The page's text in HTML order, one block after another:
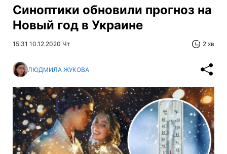
Синоптики обновили прогноз на
Новый год в Украине
15:31 10.12.2020 Чт 2 хв
ЛЮДМИЛА ЖУКОВА